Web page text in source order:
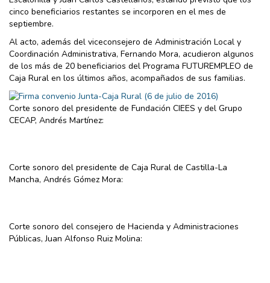
cinco beneficiarios restantes se incorporen en el mes de
septiembre.
Al acto, además del viceconsejero de Administración Local y
Coordinación Administrativa, Fernando Mora, acudieron algunos
de los más de 20 beneficiarios del Programa FUTUREMPLEO de
Caja Rural en los últimos años, acompañados de sus familias.
Corte sonoro del presidente de Fundación CIEES y del Grupo
CECAP, Andrés Martínez:
Corte sonoro del presidente de Caja Rural de Castilla-La
Mancha, Andrés Gómez Mora:
Corte sonoro del consejero de Hacienda y Administraciones
Públicas, Juan Alfonso Ruiz Molina: